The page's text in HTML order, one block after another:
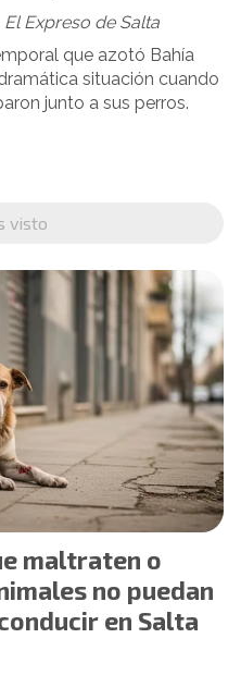
El Expreso de Salta
que azotó Bahía
situación cuando
junto a sus perros.
visto
maltraten o
no puedan
en Salta